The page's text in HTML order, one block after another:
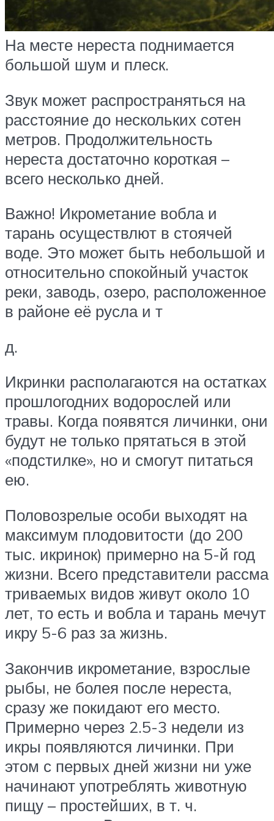
На месте нереста поднимается
большой шум и плеск.
Звук может распространяться на
расстояние до нескольких сотен
метров. Продолжительность
нереста достаточно короткая –
всего несколько дней.
Важно! Икрометание вобла и
тарань осуществлют в стоячей
воде. Это может быть небольшой и
относительно спокойный участок
реки, заводь, озеро, расположенное
в районе её русла и т
д.
Икринки располагаются на остатках
прошлогодних водорослей или
травы. Когда появятся личинки, они
будут не только прятаться в этой
«подстилке», но и смогут питаться
ею.
Половозрелые особи выходят на
максимум плодовитости (до 200
тыс. икринок) примерно на 5-й год
жизни. Всего представители рассма
триваемых видов живут около 10
лет, то есть и вобла и тарань мечут
икру 5-6 раз за жизнь.
Закончив икрометание, взрослые
рыбы, не болея после нереста,
сразу же покидают его место.
Примерно через 2.5-3 недели из
икры появляются личинки. При
этом с первых дней жизни ни уже
начинают употреблять животную
пищу – простейших, в т. ч.